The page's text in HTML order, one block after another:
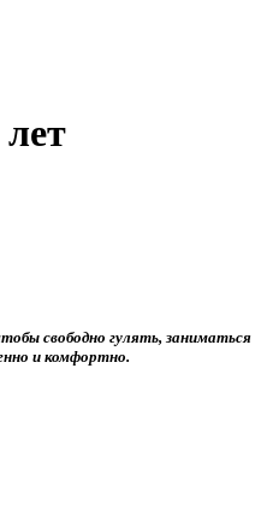
свободно гулять, заниматься
и комфортно.